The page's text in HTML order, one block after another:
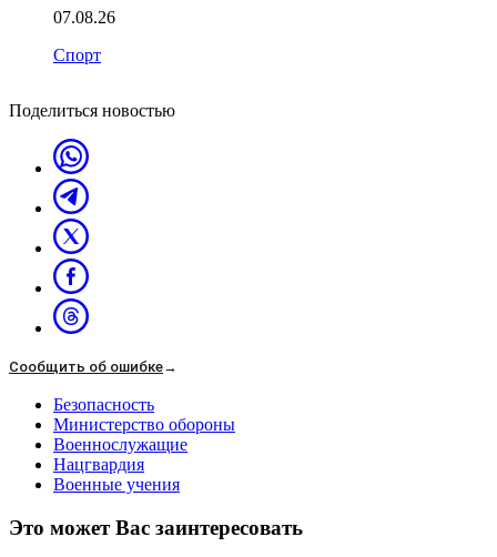
07.08.26
Спорт
Поделиться новостью
Сообщить об ошибке→
Безопасность
Министерство обороны
Военнослужащие
Нацгвардия
Военные учения
Это может Вас заинтересовать